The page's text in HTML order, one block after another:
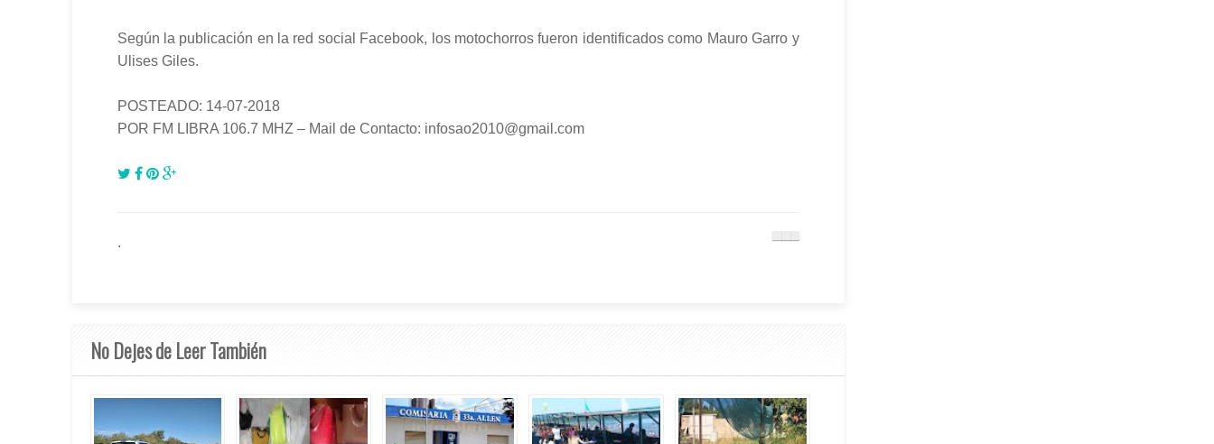
Según la publicación en la red social Facebook, los motochorros fueron identificados como Mauro Garro y
Ulises Giles.
POSTEADO: 14-07-2018
POR FM LIBRA 106.7 MHZ – Mail de Contacto: infosao2010@gmail.com
.
No Dejes de Leer También